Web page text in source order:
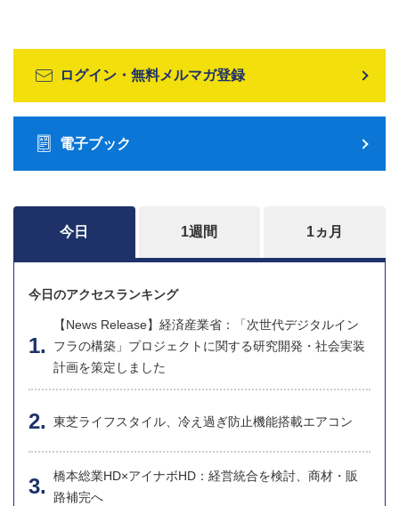
ログイン・無料メルマガ登録
電子ブック
今日 1週間 1ヵ月
今日のアクセスランキング
【News Release】経済産業省：「次世代デジタルイン
フラの構築」プロジェクトに関する研究開発・社会実装
計画を策定しました
東芝ライフスタイル、冷え過ぎ防止機能搭載エアコン
橋本総業HD×アイナボHD：経営統合を検討、商材・販
路補完へ